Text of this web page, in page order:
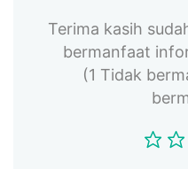
Terima kasih
bermanfaat
(1 Tidak